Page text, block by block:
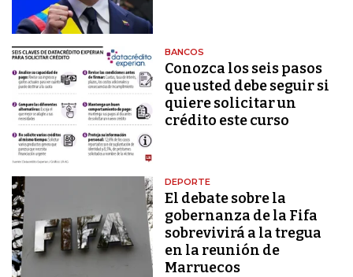
BANCOS
Conozca los seis pasos
que usted debe seguir si
quiere solicitar un
crédito este curso
DEPORTE
El debate sobre la
gobernanza de la Fifa
sobrevivirá a la tregua
en la reunión de
Marruecos